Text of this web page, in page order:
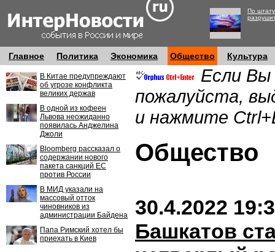
По
Главное Политика Экономика Общество Культура
В Китае предупреждают
об угрозе конфликта
великих держав
В одной из кофеен
Львова неожиданно
появилась Анджелина
Джоли
Bloomberg рассказал о
содержании нового
пакета санкций ЕС
против России
В МИД указали на
массовый отток
чиновников из
администрации Байдена
Папа Римский хотел бы
приехать в Киев
Если Вы
пожалуйста,
и нажмите
30.4.2022
Башкатов